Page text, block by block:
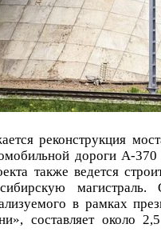
реконструкция
дороги А-
также ведется
магистраль.
в рамках
составляет около